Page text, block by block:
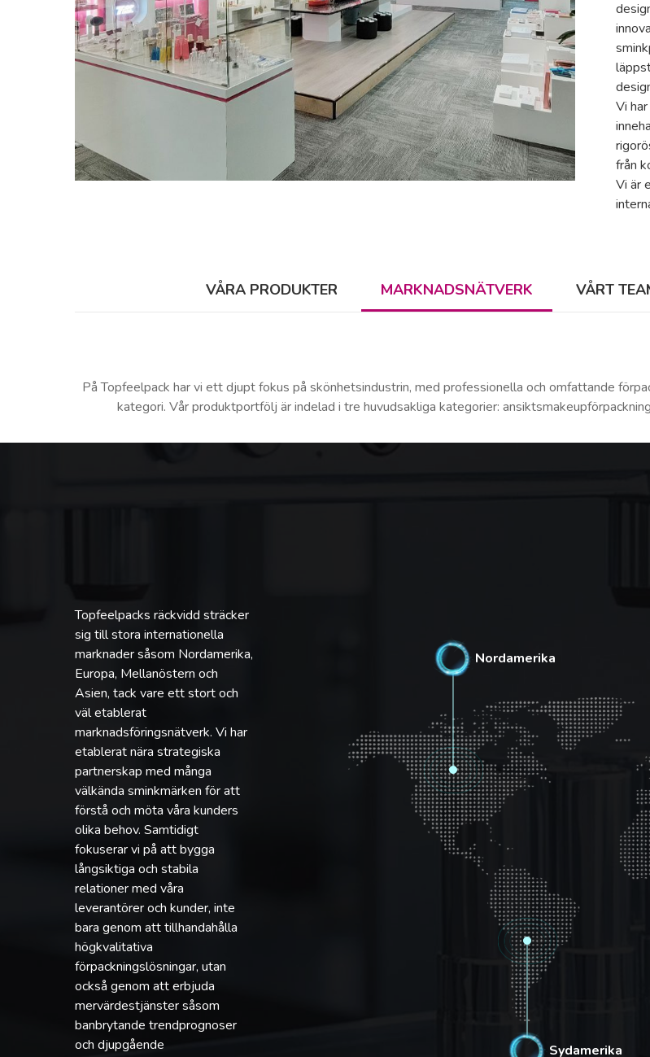
Vi
från
Vi är
VÅRA PRODUKTER MARKNADSNÄTVERK VÅRT
På Topfeelpack har vi ett djupt fokus på skönhetsindustrin, med professionella och omfattande
kategori. Vår produktportfölj är indelad i tre huvudsakliga kategorier:
Topfeelpacks räckvidd sträcker
sig till stora internationella
marknader såsom Nordamerika,
Europa, Mellanöstern och
Asien, tack vare ett stort och
väl etablerat
marknadsföringsnätverk. Vi har
etablerat nära strategiska
partnerskap med många
välkända sminkmärken för att
förstå och möta våra kunders
olika behov. Samtidigt
fokuserar vi på att bygga
långsiktiga och stabila
relationer med våra
leverantörer och kunder, inte
bara genom att tillhandahålla
högkvalitativa
förpackningslösningar, utan
också genom att erbjuda
mervärdestjänster såsom
banbrytande trendprognoser
och djupgående
Nordamerika
16%
Sydamerika